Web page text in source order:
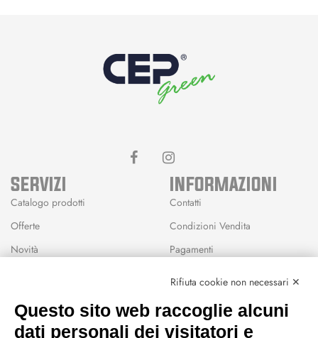
SERVIZI
Catalogo prodotti
Offerte
Novità
Wishlist
INFORMAZIONI
Contatti
Condizioni Vendita
Pagamenti
Rifiuta cookie non necessari ✕
Questo sito web raccoglie alcuni
dati personali dei visitatori e